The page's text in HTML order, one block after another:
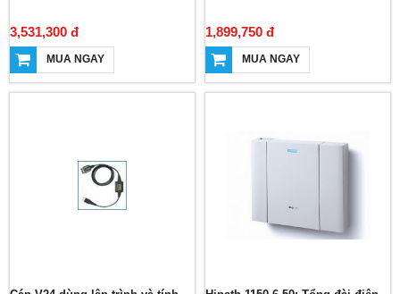
3,531,300 đ
MUA NGAY
1,899,750 đ
MUA NGAY